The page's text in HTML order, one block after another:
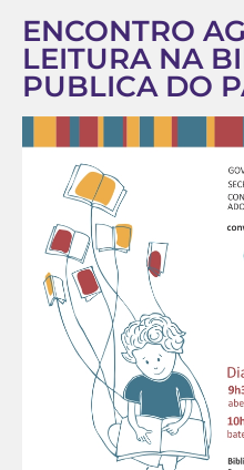
ENCONTRO
LEITURA NA
PUBLICA DO